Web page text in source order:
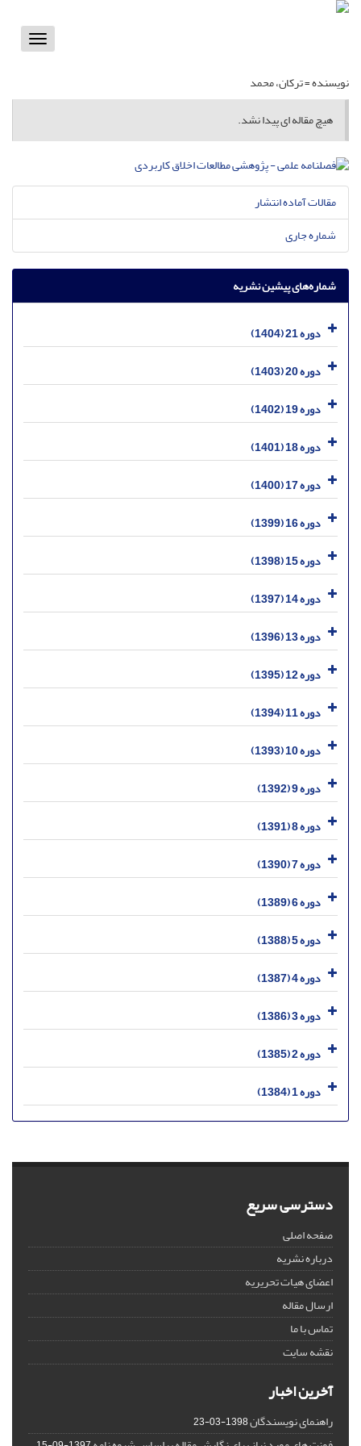
Toggle
نویسنده =ترکان، محمد
هیچ مقاله ای پیدا نشد.
مقالات آماده انتشار
شماره جاری
شماره‌های پیشین نشریه
دوره 21 (1404)
دوره 20 (1403)
دوره 19 (1402)
دوره 18 (1401)
دوره 17 (1400)
دوره 16 (1399)
دوره 15 (1398)
دوره 14 (1397)
دوره 13 (1396)
دوره 12 (1395)
دوره 11 (1394)
دوره 10 (1393)
دوره 9 (1392)
دوره 8 (1391)
دوره 7 (1390)
دوره 6 (1389)
دوره 5 (1388)
دوره 4 (1387)
دوره 3 (1386)
دوره 2 (1385)
دوره 1 (1384)
دسترسی سریع
صفحه اصلی
درباره نشریه
اعضای هیات تحریریه
ارسال مقاله
تماس با ما
نقشه سایت
آخرین اخبار
راهنمای نویسندگان1398-03-23